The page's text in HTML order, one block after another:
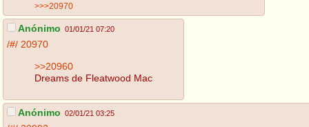
>>>20970
Anónimo 01/01/21 07:20
/#/ 20970
>>20960
Dreams de Fleatwood Mac
Anónimo 02/01/21 03:25